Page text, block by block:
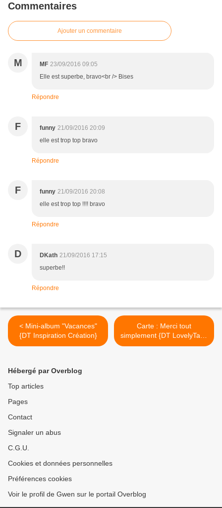
Commentaires
Ajouter un commentaire
M MF 23/09/2016 09:05
Elle est superbe, bravo<br /> Bises
Répondre
F funny 21/09/2016 20:09
elle est trop top bravo
Répondre
F funny 21/09/2016 20:08
elle est trop top !!!! bravo
Répondre
D DKath 21/09/2016 17:15
superbe!!
Répondre
< Mini-album "Vacances"
{DT Inspiration Création}
Carte : Merci tout
simplement {DT LovelyTape
x FlamingoDesignStudio} >
Hébergé par Overblog
Top articles
Pages
Contact
Signaler un abus
C.G.U.
Cookies et données personnelles
Préférences cookies
Voir le profil de Gwen sur le portail Overblog